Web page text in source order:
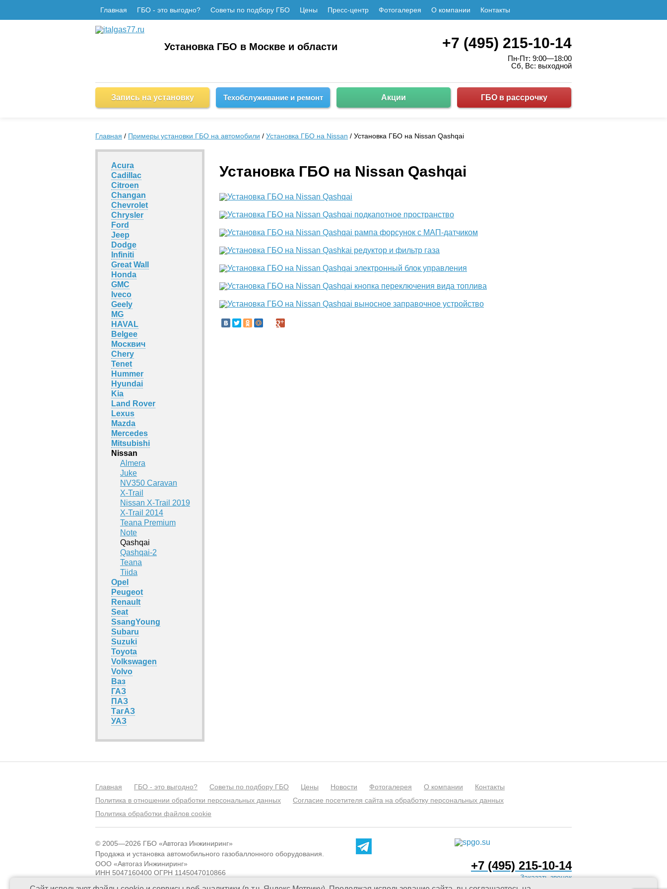
Главная ГБО - это выгодно? Советы по подбору ГБО Цены Пресс-центр Фотогалерея О компании Контакты
Установка ГБО в Москве и области +7 (495) 215-10-14
Пн-Пт: 9:00—18:00
Сб, Вс: выходной
Запись на установку Техобслуживание и ремонт Акции ГБО в рассрочку
Главная / Примеры установки ГБО на автомобили / Установка ГБО на Nissan / Установка ГБО на Nissan Qashqai
Acura
Cadillac
Citroen
Changan
Chevrolet
Chrysler
Ford
Jeep
Dodge
Infiniti
Great Wall
Honda
GMC
Iveco
Geely
MG
HAVAL
Belgee
Москвич
Chery
Tenet
Hummer
Hyundai
Kia
Land Rover
Lexus
Mazda
Mercedes
Mitsubishi
Nissan
Almera
Juke
NV350 Caravan
X-Trail
Nissan X-Trail 2019
X-Trail 2014
Teana Premium
Note
Qashqai
Qashqai-2
Teana
Tiida
Opel
Peugeot
Renault
Seat
SsangYoung
Subaru
Suzuki
Toyota
Volkswagen
Volvo
Ваз
ГАЗ
ПАЗ
ТагАЗ
УАЗ
Установка ГБО на Nissan Qashqai
Главная ГБО - это выгодно? Советы по подбору ГБО Цены Новости Фотогалерея О компании
Контакты
Политика в отношении обработки персональных данных
Согласие посетителя сайта на обработку персональных данных
Политика обработки файлов cookie
© 2005—2026 ГБО «Автогаз Инжиниринг»
Продажа и установка автомобильного газобаллонного оборудования.
ООО «Автогаз Инжиниринг»
ИНН 5047160400 ОГРН 1145047010866
+7 (495) 215-10-14
Заказать звонок